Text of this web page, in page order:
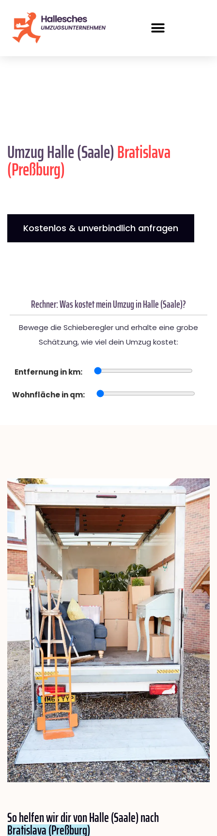
Umzug Halle (Saale)Bratislava
(Preßburg)
Kostenlos & unverbindlich anfragen
Rechner: Was kostet mein Umzug in Halle (Saale)?
Bewege die Schieberegler und erhalte eine grobe
Schätzung, wie viel dein Umzug kostet:
Entfernung in km:
Wohnfläche in qm:
So helfen wir dir von Halle (Saale) nach
Bratislava (Preßburg)